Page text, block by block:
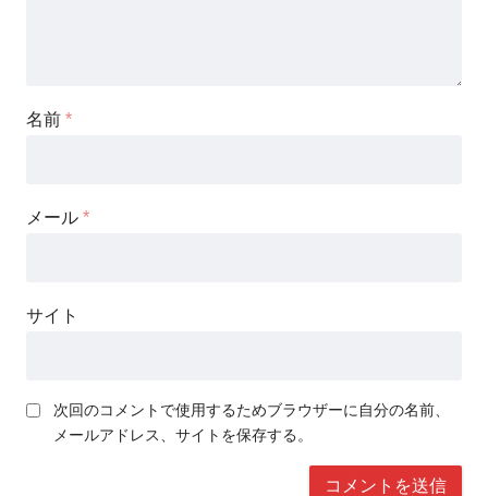
名前 *
メール *
サイト
次回のコメントで使用するためブラウザーに自分の名前、
メールアドレス、サイトを保存する。